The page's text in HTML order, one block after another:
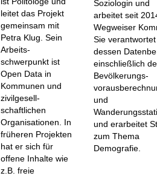
leitet das Projekt
gemeinsam mit
Petra Klug. Sein
Arbeits-
schwerpunkt ist
Open Data in
Kommunen und
zivilgesell-
schaftlichen
Organisationen. In
früheren Projekten
hat er sich für
offene Inhalte wie
z.B. freie
Soziologin und
arbeitet seit
Wegweiser
Sie verantwortet
dessen
einschließlich
Bevölkerungs-
und
und erarbeitet
zum Thema
Demografie.